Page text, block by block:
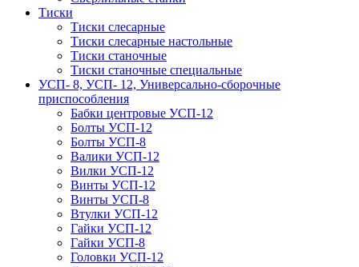
Тиски
Тиски слесарные
Тиски слесарные настольные
Тиски станочные
Тиски станочные специальные
УСП- 8, УСП- 12, Универсально-сборочные
приспособления
Бабки центровые УСП-12
Болты УСП-12
Болты УСП-8
Валики УСП-12
Вилки УСП-12
Винты УСП-12
Винты УСП-8
Втулки УСП-12
Гайки УСП-12
Гайки УСП-8
Головки УСП-12